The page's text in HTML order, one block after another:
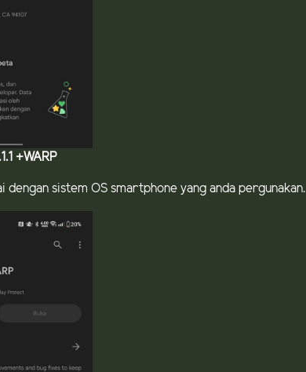
+WARP
dengan sistem OS smartphone yang anda pergunakan.